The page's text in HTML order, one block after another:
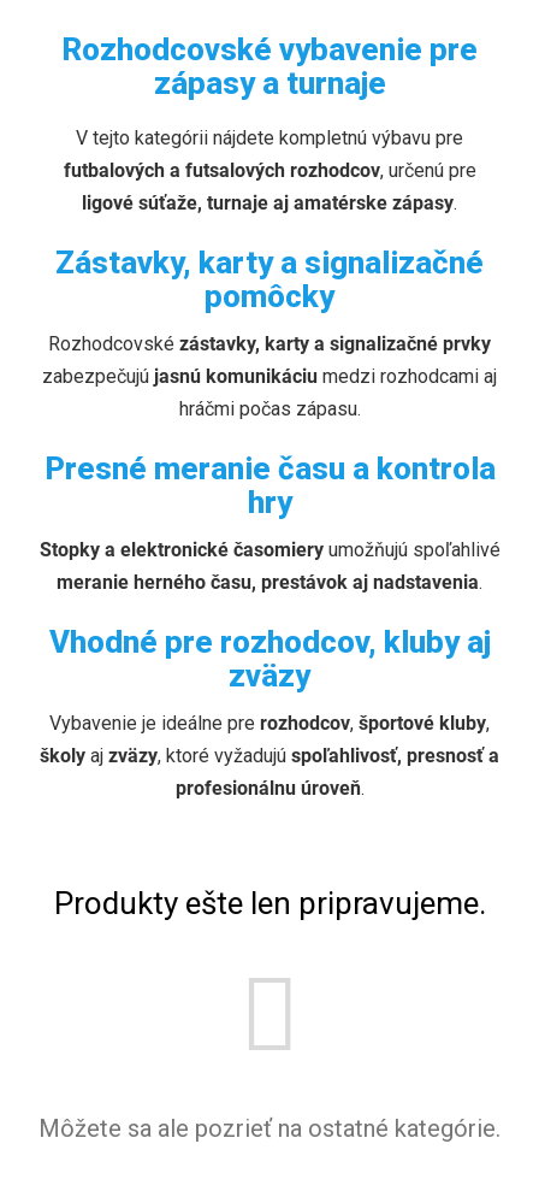
ROZHODCOV
futsalových rozhodcov všetkých úrovní.
Rozhodcovské vybavenie pre
zápasy a turnaje
V tejto kategórii nájdete kompletnú výbavu pre
futbalových a futsalových rozhodcov, určenú pre
ligové súťaže, turnaje aj amatérske zápasy.
Zástavky, karty a signalizačné
pomôcky
Rozhodcovské zástavky, karty a signalizačné prvky
zabezpečujú jasnú komunikáciu medzi rozhodcami aj
hráčmi počas zápasu.
Presné meranie času a kontrola
hry
Stopky a elektronické časomieryumožňujú spoľahlivé
meranie herného času, prestávok aj nadstavenia.
Vhodné pre rozhodcov, kluby aj
zväzy
Vybavenie je ideálne pre rozhodcov, športové kluby,
školy aj zväzy, ktoré vyžadujú spoľahlivosť, presnosť a
profesionálnu úroveň.
Produkty ešte len pripravujeme.
Môžete sa ale pozrieť na ostatné kategórie.